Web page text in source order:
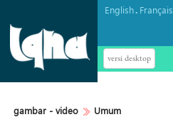
English. Français
versi desktop
gambar - video Umum